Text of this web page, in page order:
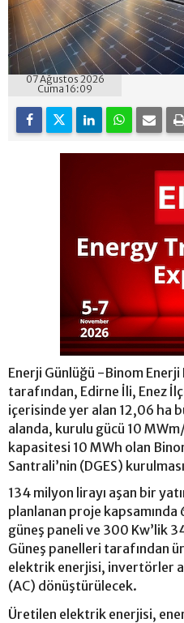
07 Ağustos 2026
Cuma 16:09
Enerji Günlüğü -Binom Enerji
tarafından, Edirne İli, Enez
içerisinde yer alan 12,06 ha
alanda, kurulu gücü 10
kapasitesi 10 MWh olan
Santrali’nin (DGES)
134 milyon lirayı aşan bir
planlanan proje kapsamında
güneş paneli ve 300 Kw’lik
Güneş panelleri tarafından
elektrik enerjisi, invertörler
(AC) dönüştürülecek.
Üretilen elektrik enerjisi,